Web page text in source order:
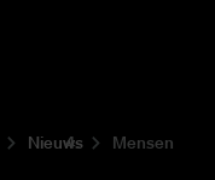
Nieuws
Mensen